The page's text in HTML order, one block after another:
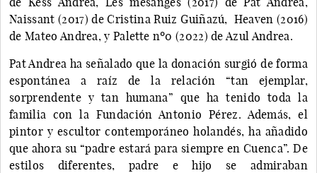
Naissant (2017) de Cristina Ruiz Guiñazú, Heaven (2016)
de Mateo Andrea, y Palette nº0 (2022) de Azul Andrea.
Pat Andrea ha señalado que la donación surgió de forma
espontánea a raíz de la relación “tan ejemplar,
sorprendente y tan humana” que ha tenido toda la
familia con la Fundación Antonio Pérez. Además, el
pintor y escultor contemporáneo holandés, ha añadido
que ahora su “padre estará para siempre en Cuenca”. De
estilos diferentes, padre e hijo se admiraban